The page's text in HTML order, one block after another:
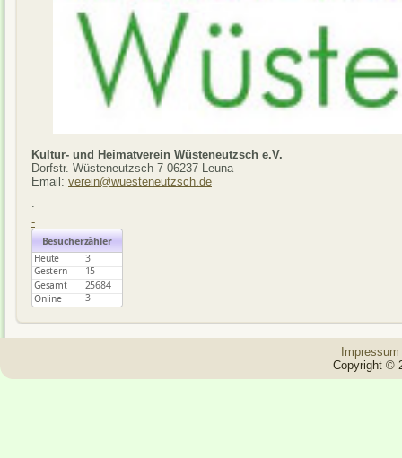
Kultur- und Heimatverein Wüsteneutzsch e.V.
Dorfstr. Wüsteneutzsch 7 06237 Leuna
Email: verein@wuesteneutzsch.de
:
-
Impressum
Copyright ©